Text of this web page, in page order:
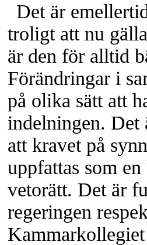
Det är
troligt att nu
är den för alltid
Förändringar i
på olika sätt att
indelningen.
att kravet på
uppfattas som
vetorätt. Det är
regeringen